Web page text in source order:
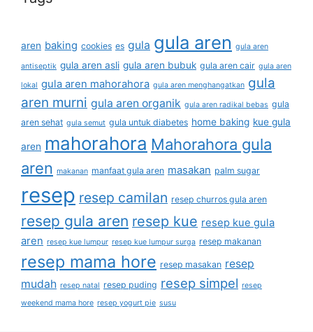
aren baking cookies es gula gula aren gula aren
antiseptik gula aren asli gula aren bubuk gula aren cair gula aren
lokal gula aren mahorahora gula aren menghangatkan gula
aren murni gula aren organik gula aren radikal bebas gula
aren sehat gula semut gula untuk diabetes home baking kue gula
aren mahorahora Mahorahora gula
aren makanan manfaat gula aren masakan palm sugar
resep resep camilan resep churros gula aren
resep gula aren resep kue resep kue gula
aren resep kue lumpur resep kue lumpur surga resep makanan
resep mama hore resep masakan resep
mudah resep natal resep puding resep simpel resep
weekend mama hore resep yogurt pie susu